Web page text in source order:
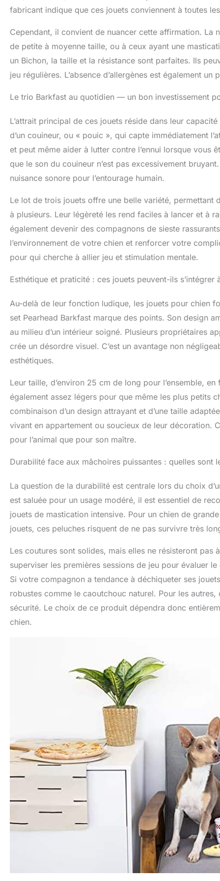
fabricant indique que ces jouets conviennent à toutes
Cependant, il convient de nuancer cette affirmation. La
de petite à moyenne taille, ou à ceux ayant une
un Bichon, la taille et la résistance sont parfaites. Ils
jeu régulières. L’absence d’allergènes est également
Le trio Barkfast au quotidien — un bon investissement
L’attrait principal de ces jouets réside dans leur
d’un couineur, ou « pouic », qui capte immédiatement
et peut même aider à lutter contre l’ennui lorsque vous
que le son du couineur n’est pas excessivement
nuisance sonore pour l’entourage humain.
Le lot de trois jouets offre une belle variété, permettant
à plusieurs. Leur légèreté les rend faciles à lancer et à
également devenir des compagnons de sieste
l’environnement de votre chien et renforcer votre
pour qui cherche à allier jeu et stimulation mentale.
Esthétique et praticité : ces jouets peuvent-ils s’intégrer
Au-delà de leur fonction ludique, les jouets pour chien
set Pearhead Barkfast marque des points. Son design
au milieu d’un intérieur soigné. Plusieurs propriétaires
crée un désordre visuel. C’est un avantage non
esthétiques.
Leur taille, d’environ 25 cm de long pour l’ensemble,
également assez légers pour que même les plus petits
combinaison d’un design attrayant et d’une taille
vivant en appartement ou soucieux de leur décoration.
pour l’animal que pour son maître.
Durabilité face aux mâchoires puissantes : quelles sont
La question de la durabilité est centrale lors du choix
est saluée pour un usage modéré, il est essentiel de
jouets de mastication intensive. Pour un chien de
jouets, ces peluches risquent de ne pas survivre très
Les coutures sont solides, mais elles ne résisteront
superviser les premières sessions de jeu pour évaluer
Si votre compagnon a tendance à déchiqueter ses
robustes comme le caoutchouc naturel. Pour les
sécurité. Le choix de ce produit dépendra donc
chien.